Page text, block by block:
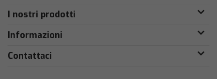
I nostri prodotti
Informazioni
Contattaci